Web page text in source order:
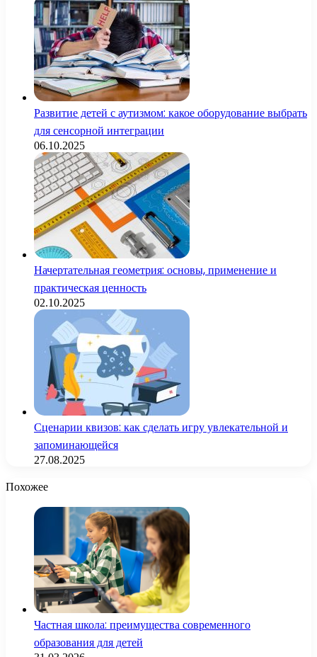
Развитие детей с аутизмом: какое оборудование выбрать
для сенсорной интеграции
06.10.2025
Начертательная геометрия: основы, применение и
практическая ценность
02.10.2025
Сценарии квизов: как сделать игру увлекательной и
запоминающейся
27.08.2025
Похожее
Частная школа: преимущества современного
образования для детей